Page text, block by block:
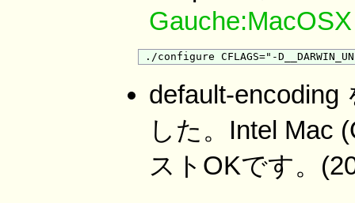
Gauche:MacOSX
default-encoding
した。Intel Mac
ストOKです。